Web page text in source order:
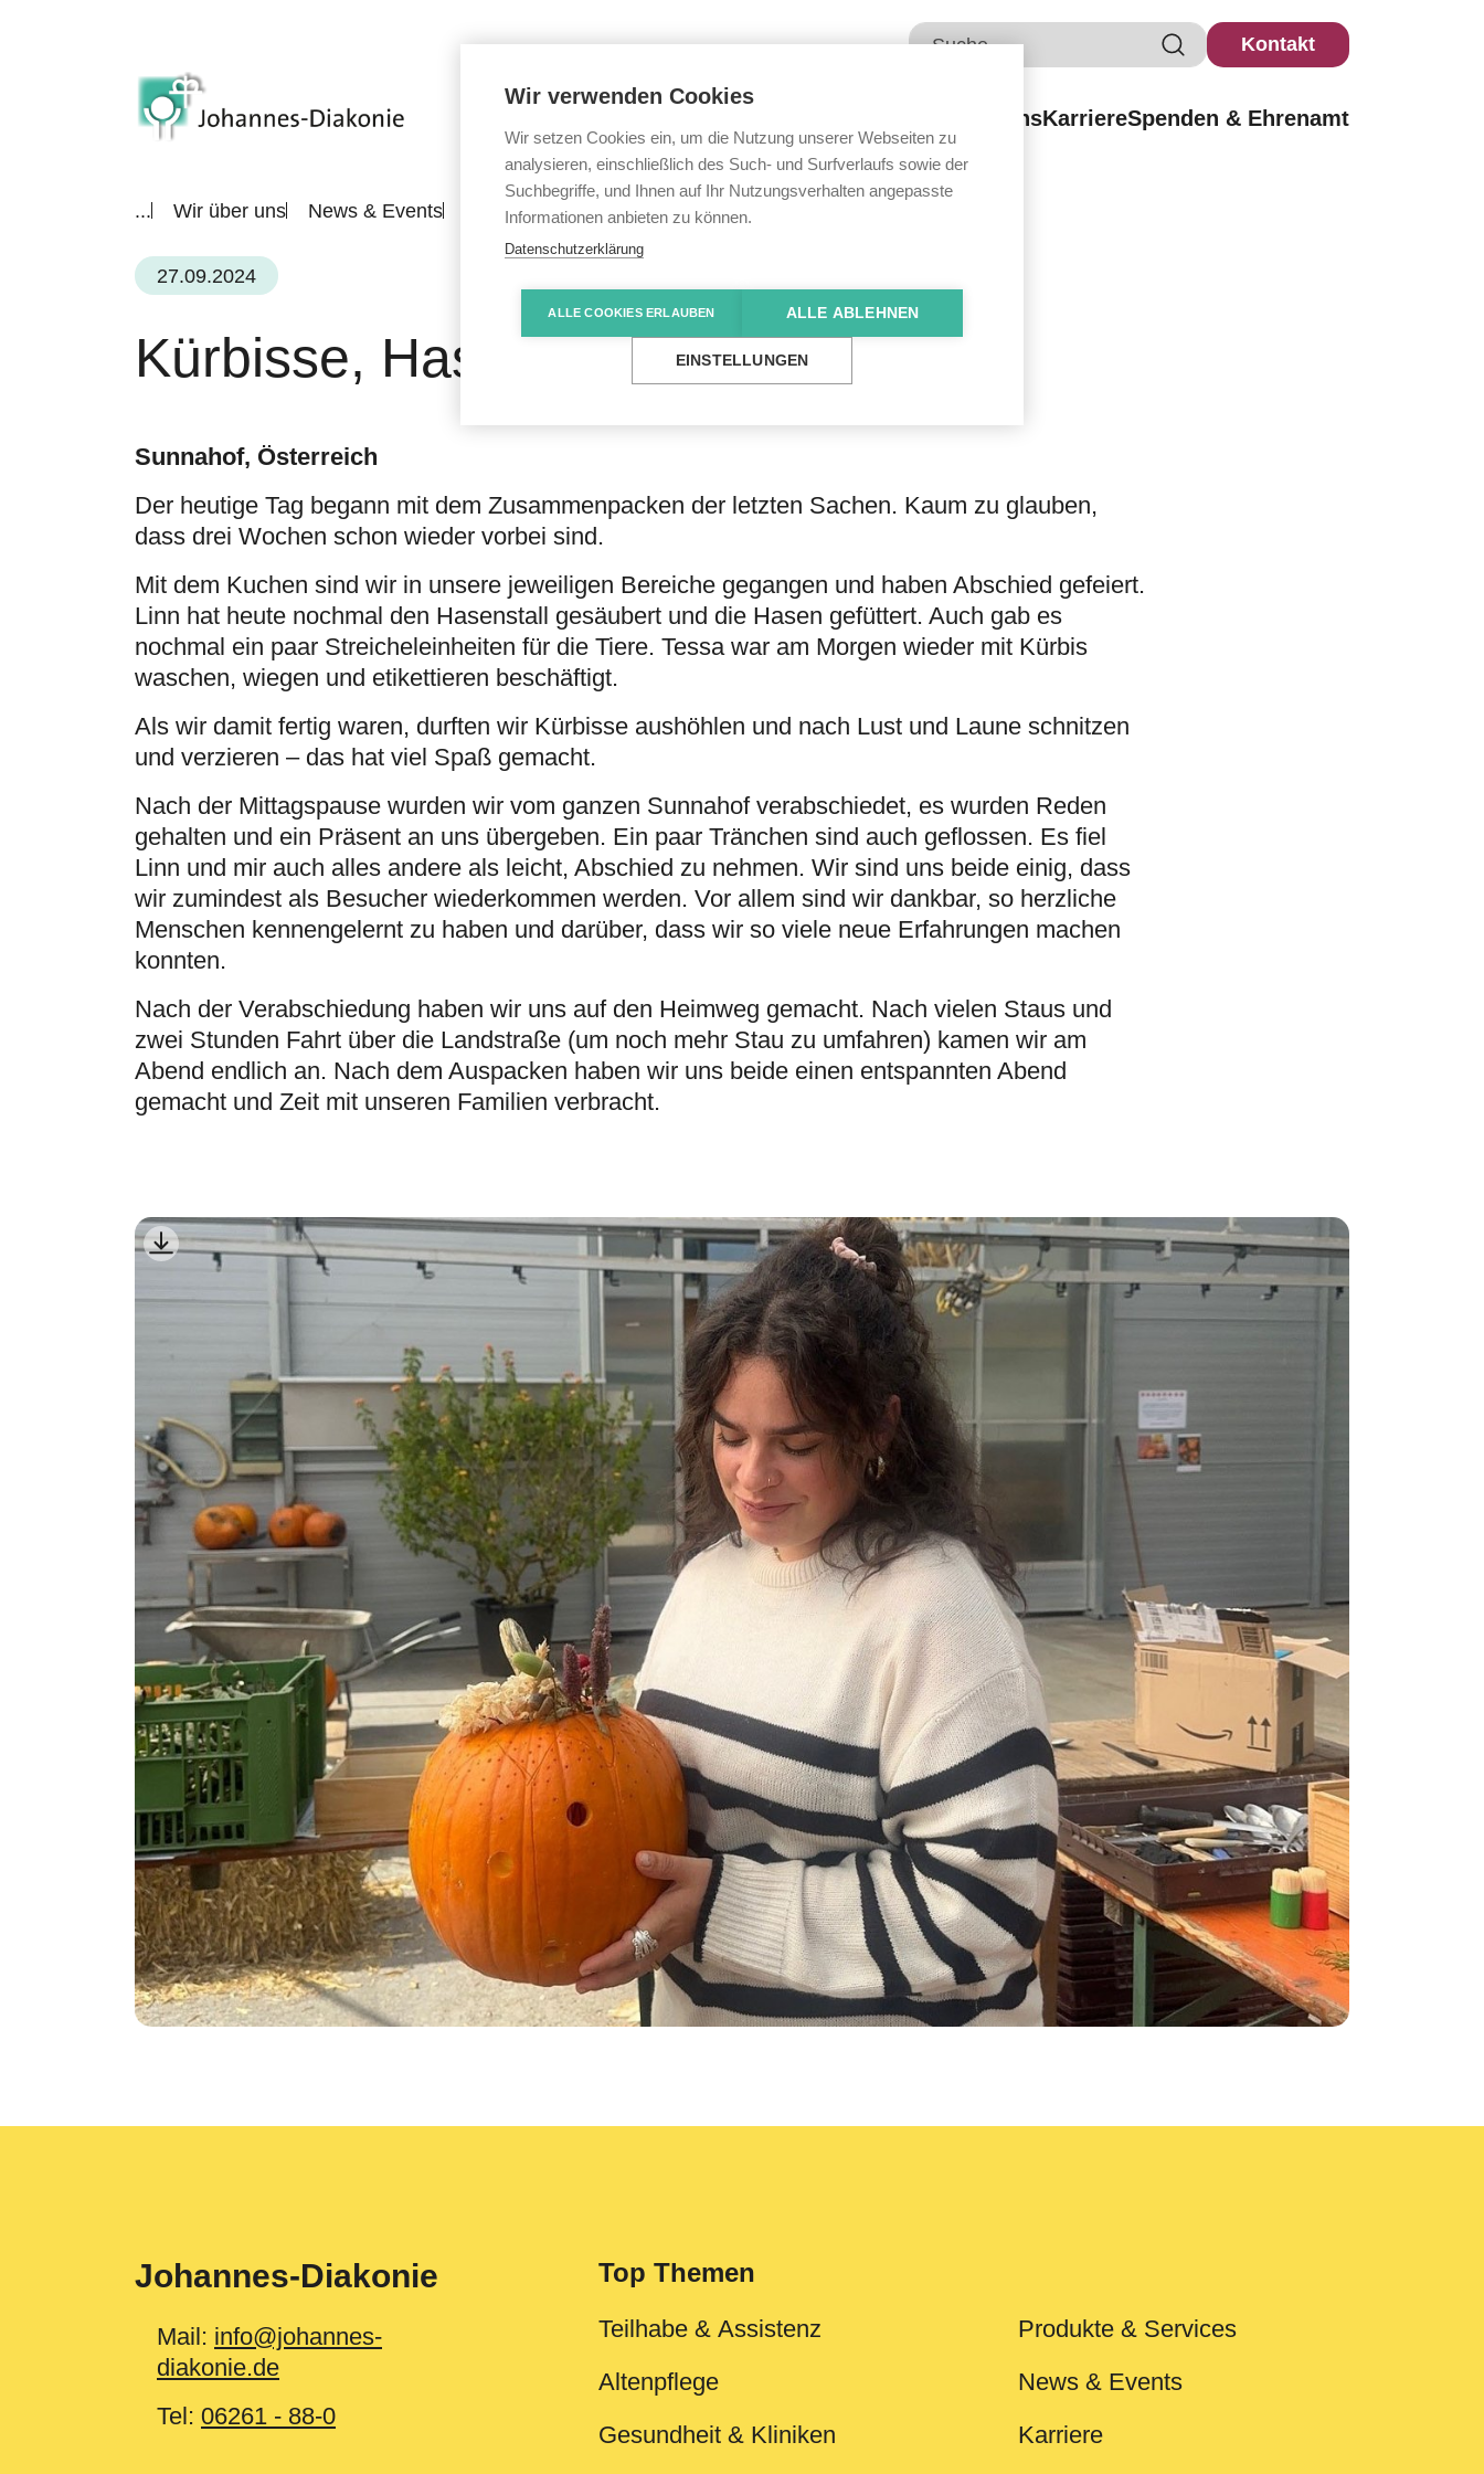
Kontakt
Wir über unsKarriereSpenden & Ehrenamt
... Wir über uns News & Events Alle News Kürbisse, Hasen und Abschiede
27.09.2024
Kürbisse, Hasen und Abschiede
Sunnahof, Österreich
Der heutige Tag begann mit dem Zusammenpacken der letzten Sachen. Kaum zu glauben,
dass drei Wochen schon wieder vorbei sind.
Mit dem Kuchen sind wir in unsere jeweiligen Bereiche gegangen und haben Abschied gefeiert.
Linn hat heute nochmal den Hasenstall gesäubert und die Hasen gefüttert. Auch gab es
nochmal ein paar Streicheleinheiten für die Tiere. Tessa war am Morgen wieder mit Kürbis
waschen, wiegen und etikettieren beschäftigt.
Als wir damit fertig waren, durften wir Kürbisse aushöhlen und nach Lust und Laune schnitzen
und verzieren – das hat viel Spaß gemacht.
Nach der Mittagspause wurden wir vom ganzen Sunnahof verabschiedet, es wurden Reden
gehalten und ein Präsent an uns übergeben. Ein paar Tränchen sind auch geflossen. Es fiel
Linn und mir auch alles andere als leicht, Abschied zu nehmen. Wir sind uns beide einig, dass
wir zumindest als Besucher wiederkommen werden. Vor allem sind wir dankbar, so herzliche
Menschen kennengelernt zu haben und darüber, dass wir so viele neue Erfahrungen machen
konnten.
Nach der Verabschiedung haben wir uns auf den Heimweg gemacht. Nach vielen Staus und
zwei Stunden Fahrt über die Landstraße (um noch mehr Stau zu umfahren) kamen wir am
Abend endlich an. Nach dem Auspacken haben wir uns beide einen entspannten Abend
gemacht und Zeit mit unseren Familien verbracht.
Johannes-Diakonie
Mail: info@johannes-
diakonie.de
Tel: 06261 - 88-0
Top Themen
Teilhabe & Assistenz
Altenpflege
Gesundheit & Kliniken
Produkte & Services
News & Events
Karriere
Wir verwenden Cookies
Wir setzen Cookies ein, um die Nutzung unserer Webseiten zu
analysieren, einschließlich des Such- und Surfverlaufs sowie der
Suchbegriffe, und Ihnen auf Ihr Nutzungsverhalten angepasste
Informationen anbieten zu können.
Datenschutzerklärung
ALLE COOKIES ERLAUBEN ALLE ABLEHNEN
EINSTELLUNGEN